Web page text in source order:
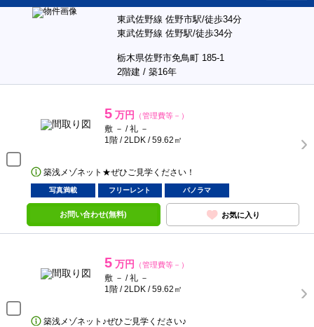
東武佐野線 佐野市駅/徒歩34分
東武佐野線 佐野駅/徒歩34分
栃木県佐野市免鳥町 185-1
2階建 / 築16年
5 万円 （管理費等－）
敷 － / 礼 －
1階 / 2LDK / 59.62㎡
築浅メゾネット★ぜひご見学ください！
写真満載 フリーレント パノラマ
お問い合わせ(無料) お気に入り
5 万円 （管理費等－）
敷 － / 礼 －
1階 / 2LDK / 59.62㎡
築浅メゾネット♪ぜひご見学ください♪